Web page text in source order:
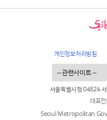
개인정보처리방침
서울특별시청 04524
대표
Seoul Metropolitan